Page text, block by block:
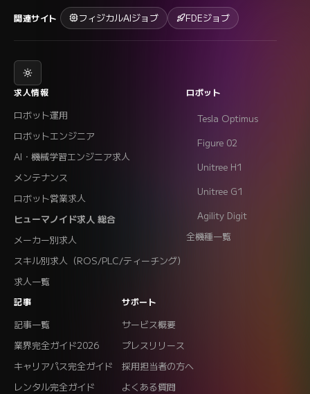
関連サイト フィジカルAIジョブ FDEジョブ
求人情報
ロボット運用
ロボットエンジニア
AI・機械学習エンジニア求人
メンテナンス
ロボット営業求人
ヒューマノイド求人 総合
メーカー別求人
スキル別求人（ROS/PLC/ティーチング）
求人一覧
ロボット
Tesla Optimus
Figure 02
Unitree H1
Unitree G1
Agility Digit
全機種一覧
記事
記事一覧
業界完全ガイド2026
キャリアパス完全ガイド
レンタル完全ガイド
サポート
サービス概要
プレスリリース
採用担当者の方へ
よくある質問